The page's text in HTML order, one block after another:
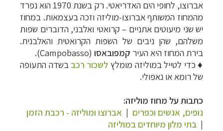
אברוצו, לחופי הים האדריאטי. רק בשנת 1970 הוא נפרד
מהמחוז המשותף אברוצו-מוליזה וזכה בעצמאות. במחוז
יש שני מיעוטים אתניים – קרואטי ואלבני, הדוברים שפות
משלהם, שהן ניבים של השפות הקרואטית והאלבנית.
בירת המחוז היא העיר קמפובאסו (
Campobasso
).
♦כדי לטייל במוליזה מומלץ לשכור רכב בשדה התעופה
של רומא או נאפולי.
כתבות על מחוז מוליזה:
נופים, אנשים וכפרים | אברוצו ומוליזה - רכבת הזמן
| בתי מלון מיוחדים במוליזה